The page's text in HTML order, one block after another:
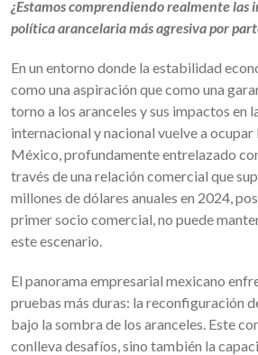
¿Estamos comprendiendo realmente las
política arancelaria más agresiva por
En un entorno donde la estabilidad
como una aspiración que como una
torno a los aranceles y sus impactos en
internacional y nacional vuelve a
México, profundamente entrelazado
través de una relación comercial que
millones de dólares anuales en 2024,
primer socio comercial, no puede
este escenario.
El panorama empresarial mexicano
pruebas más duras: la reconfiguración
bajo la sombra de los aranceles. Este
conlleva desafíos, sino también la